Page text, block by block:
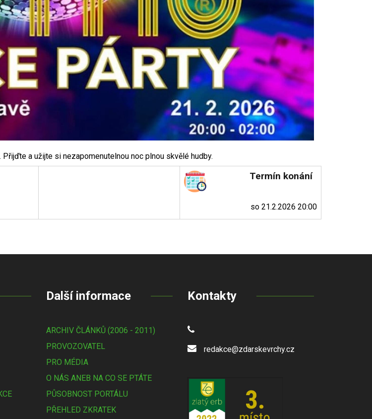
a užijte si nezapomenutelnou noc plnou skvělé hudby.
Termín konání
so 21.2.2026 20:00
Další informace
ARCHIV ČLÁNKŮ (2006 - 2011)
PROVOZOVATEL
PRO MÉDIA
O NÁS ANEB NA CO SE PTÁTE
PŮSOBNOST PORTÁLU
PŘEHLED ZKRATEK
Kontakty
redakce@zdarskevrchy.cz